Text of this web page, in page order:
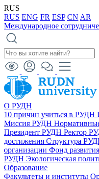
RUS
RUS ENG FR ESP CN AR
Международное
О РУДН
10 причин учиться в РУДН
Миссия РУДН
Президент РУДН Ректор
достижения Структура
организации Фонд
РУДН Экологическая
Образование
Факультеты и институты